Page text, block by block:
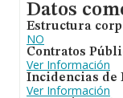
Datos
Estructura
NO
Contratos
Ver Información
Incidencias de
Ver Información